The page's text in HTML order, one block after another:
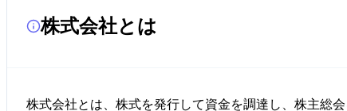
株式会社とは
株式会社とは、株式を発行して資金を調達し、株主総